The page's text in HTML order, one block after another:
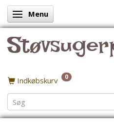
Skifte navigation
Menu
Indkøbskurv 0